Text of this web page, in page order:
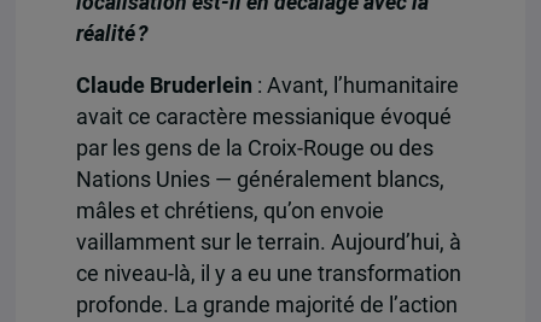
réalité ?
Claude Bruderlein : Avant, l’humanitaire
avait ce caractère messianique évoqué
par les gens de la Croix-Rouge ou des
Nations Unies — généralement blancs,
mâles et chrétiens, qu’on envoie
vaillamment sur le terrain. Aujourd’hui, à
ce niveau-là, il y a eu une transformation
profonde. La grande majorité de l’action